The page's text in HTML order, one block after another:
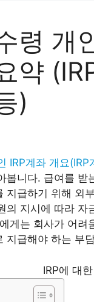
령 개
약
)
IRP계좌 개요
봅니다. 급여를
지급하기 위해 외
의 지시에 따라
게는 회사가 어
지급해야 하는 부
IRP에 대